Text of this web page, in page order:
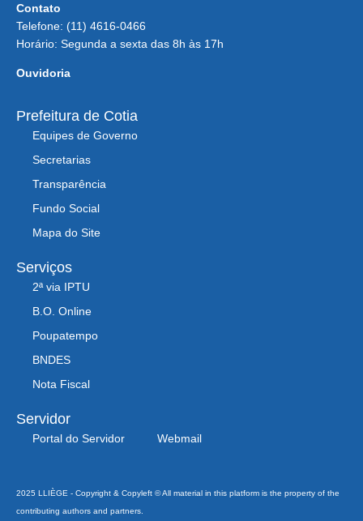
Contato
Telefone: (11) 4616-0466
Horário: Segunda a sexta das 8h às 17h
Ouvidoria
Prefeitura de Cotia
Equipes de Governo
Secretarias
Transparência
Fundo Social
Mapa do Site
Serviços
2ª via IPTU
B.O. Online
Poupatempo
BNDES
Nota Fiscal
Servidor
Portal do Servidor Webmail
2025 LLIÈGE - Copyright & Copyleft © All material in this platform is the property of the
contributing authors and partners.